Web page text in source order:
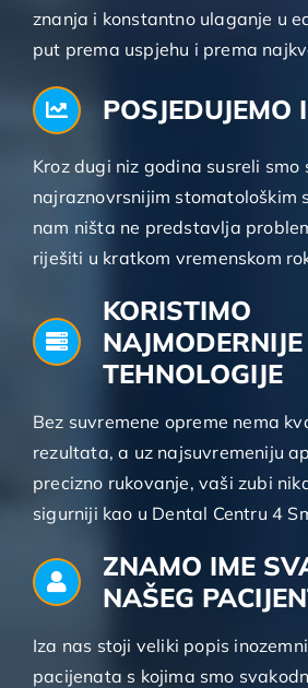
znanja i konstantno ulaganje u
put prema uspjehu i prema
POSJEDUJEMO
Kroz dugi niz godina susreli smo
najraznovrsnijim stomatološkim
nam ništa ne predstavlja
riješiti u kratkom vremenskom
KORISTIMO
NAJMODERNIJE
TEHNOLOGIJE
Bez suvremene opreme nema
rezultata, a uz najsuvremeniju
precizno rukovanje, vaši zubi
sigurniji kao u Dental Centru 4
ZNAMO IME
NAŠEG
Iza nas stoji veliki popis
pacijenata s kojima smo